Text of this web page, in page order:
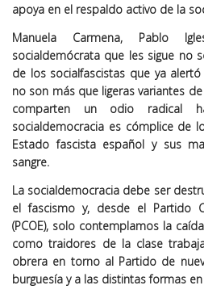
apoya en el respaldo activo de la
Manuela Carmena, Pablo
socialdemócrata que les sigue no
de los socialfascistas que ya
no son más que ligeras variantes
comparten un odio radical
socialdemocracia es cómplice de
Estado fascista español y sus
sangre.
La socialdemocracia debe ser
el fascismo y, desde el Partido
(PCOE), solo contemplamos la
como traidores de la clase
obrera en torno al Partido de
burguesía y a las distintas formas